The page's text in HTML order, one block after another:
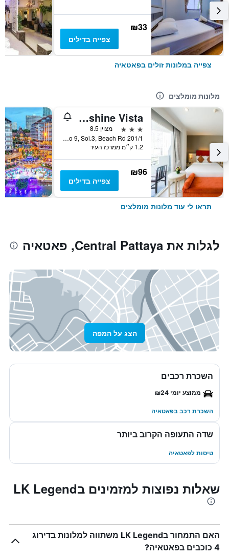
₪33
צפייה בדילים
צפייה במלונות זולים בפאטאיה
מלונות מומלצים
Sunshine Vista
3 כוכבים
מצוין 8.5
201/1 Moo 9, Soi.3, Beach Rd., פאטאיה, תאילנד
1.2 ק״מ ממרכז העיר
₪96
צפייה בדילים
תראו לי עוד מלונות מומלצים
לגלות את Central Pattaya, פאטאיה
הצג על המפה
השכרת רכבים
ממוצע יומי ₪24
השכרת רכב בפאטאיה
שדה התעופה הקרוב ביותר
טיסות לפאטאיה
שאלות נפוצות למזמינים בLK Legend
האם התמחור בLK Legend משתווה למלונות בדירוג
4 כוכבים בפאטאיה?